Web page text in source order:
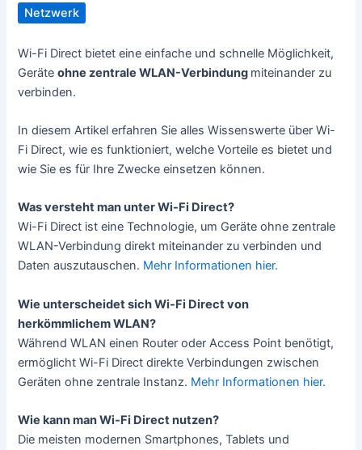
Netzwerk
Wi-Fi Direct bietet eine einfache und schnelle Möglichkeit,
Geräteohne zentrale WLAN-Verbindung miteinander zu
verbinden.
In diesem Artikel erfahren Sie alles Wissenswerte über Wi-
Fi Direct, wie es funktioniert, welche Vorteile es bietet und
wie Sie es für Ihre Zwecke einsetzen können.
Was versteht man unter Wi-Fi Direct?
Wi-Fi Direct ist eine Technologie, um Geräte ohne zentrale
WLAN-Verbindung direkt miteinander zu verbinden und
Daten auszutauschen. Mehr Informationen hier.
Wie unterscheidet sich Wi-Fi Direct von
herkömmlichem WLAN?
Während WLAN einen Router oder Access Point benötigt,
ermöglicht Wi-Fi Direct direkte Verbindungen zwischen
Geräten ohne zentrale Instanz. Mehr Informationen hier.
Wie kann man Wi-Fi Direct nutzen?
Die meisten modernen Smartphones, Tablets und